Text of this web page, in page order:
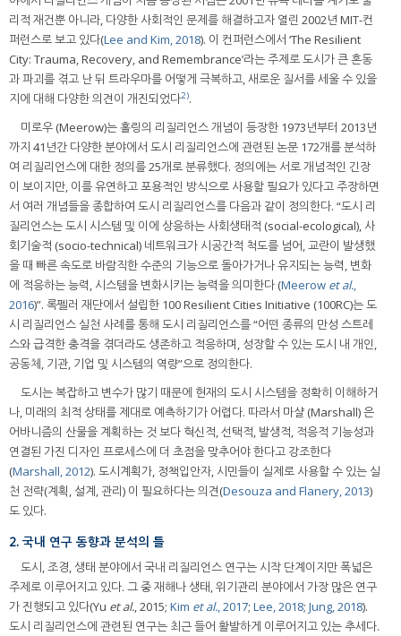
리적 재건뿐 아니라, 다양한 사회적인 문제를 해결하고자 열린 2002년 MIT-컨
퍼런스로 보고 있다(Lee and Kim, 2018). 이 컨퍼런스에서 ‘The Resilient
City: Trauma, Recovery, and Remembrance’라는 주제로 도시가 큰 혼동
과 파괴를 겪고 난 뒤 트라우마를 어떻게 극복하고, 새로운 질서를 세울 수 있을
지에 대해 다양한 의견이 개진되었다2).
미로우 (Meerow)는 홀링의 리질리언스 개념이 등장한 1973년부터 2013년
까지 41년간 다양한 분야에서 도시 리질리언스에 관련된 논문 172개를 분석하
여 리질리언스에 대한 정의를 25개로 분류했다. 정의에는 서로 개념적인 긴장
이 보이지만, 이를 유연하고 포용적인 방식으로 사용할 필요가 있다고 주장하면
서 여러 개념들을 종합하여 도시 리질리언스를 다음과 같이 정의한다. “도시 리
질리언스는 도시 시스템 및 이에 상응하는 사회생태적 (social-ecological), 사
회기술적 (socio-technical) 네트워크가 시공간적 척도를 넘어, 교란이 발생했
을 때 빠른 속도로 바람직한 수준의 기능으로 돌아가거나 유지되는 능력, 변화
에 적응하는 능력, 시스템을 변화시키는 능력을 의미한다 (Meerow et al.,
2016)”. 록펠러 재단에서 설립한 100 Resilient Cities Initiative (100RC)는 도
시 리질리언스 실천 사례를 통해 도시 리질리언스를 “어떤 종류의 만성 스트레
스와 급격한 충격을 겪더라도 생존하고 적응하며, 성장할 수 있는 도시 내 개인,
공동체, 기관, 기업 및 시스템의 역량”으로 정의한다.
도시는 복잡하고 변수가 많기 때문에 현재의 도시 시스템을 정확히 이해하거
나, 미래의 최적 상태를 제대로 예측하기가 어렵다. 따라서 마샬 (Marshall) 은
어바니즘의 산물을 계획하는 것 보다 혁신적, 선택적, 발생적, 적응적 기능성과
연결된 가진 디자인 프로세스에 더 초점을 맞추어야 한다고 강조한다
(Marshall, 2012). 도시계획가, 정책입안자, 시민들이 실제로 사용할 수 있는 실
천 전략(계획, 설계, 관리) 이 필요하다는 의견(Desouza and Flanery, 2013)
도 있다.
2. 국내 연구 동향과 분석의 틀
도시, 조경, 생태 분야에서 국내 리질리언스 연구는 시작 단계이지만 폭넓은
주제로 이루어지고 있다. 그 중 재해나 생태, 위기관리 분야에서 가장 많은 연구
가 진행되고 있다(Yu et al., 2015; Kim et al., 2017; Lee, 2018; Jung, 2018).
도시 리질리언스에 관련된 연구는 최근 들어 활발하게 이루어지고 있는 추세다.